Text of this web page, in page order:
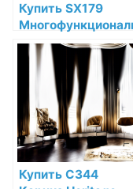
Купить SX179
профиль Orac
Decor Diagonal
Дюрополимер
Orac Decor по
низкой цене в
интернет-
магазине
Купить C344